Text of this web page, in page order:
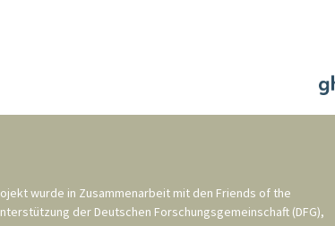
wurde in Zusammenarbeit mit den Friends of the
der Deutschen Forschungsgemeinschaft (DFG),